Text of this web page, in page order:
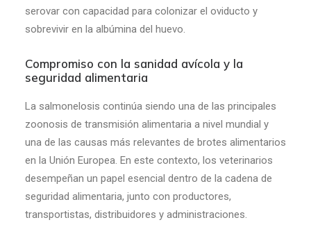
serovar con capacidad para colonizar el oviducto y
sobrevivir en la albúmina del huevo.
Compromiso con la sanidad avícola y la
seguridad alimentaria
La salmonelosis continúa siendo una de las principales
zoonosis de transmisión alimentaria a nivel mundial y
una de las causas más relevantes de brotes alimentarios
en la Unión Europea. En este contexto, los veterinarios
desempeñan un papel esencial dentro de la cadena de
seguridad alimentaria, junto con productores,
transportistas, distribuidores y administraciones.